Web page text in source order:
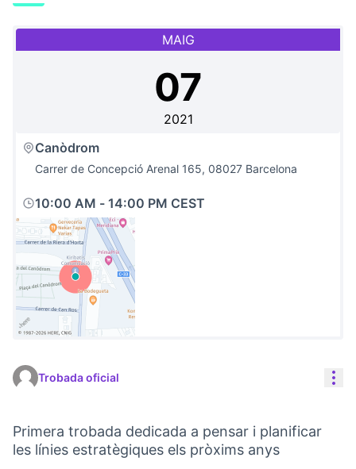
MAIG
07
2021
Canòdrom
Carrer de Concepció Arenal 165, 08027 Barcelona
10:00 AM - 14:00 PM CEST
Trobada oficial
Primera trobada dedicada a pensar i planificar
les línies estratègiques els pròxims anys